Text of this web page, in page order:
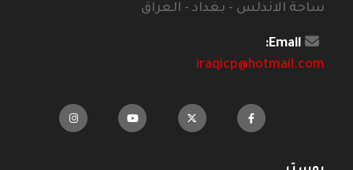
ساحة الاندلس - بغداد - العراق
Email:
iraqicp@hotmail.com